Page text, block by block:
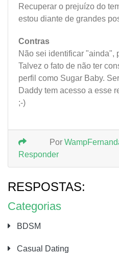
Categorias
BDSM
Casual Dating
Recuperar o prejuízo do
estou diante de grandes
Contras
Não sei identificar "ainda",
Talvez o fato de não ter
perfil como Sugar Baby.
Daddy tem acesso a esse
;-)
Por
Responder
RESPOSTAS: